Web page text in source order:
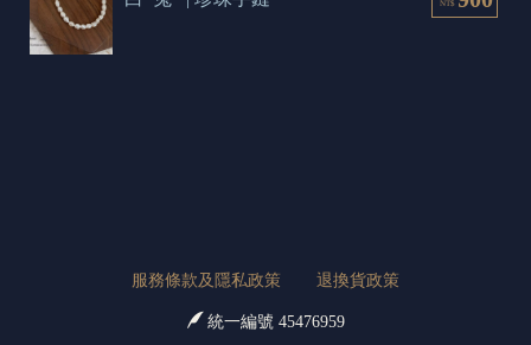
NT$
服務條款及隱私政策 退換貨政策
統一編號 45476959